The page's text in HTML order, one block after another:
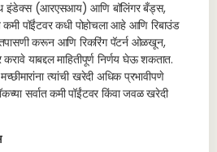
इंडेक्स (आरएसआय) आणि बॉलिंगर बँड्स,
पॉईंटवर कधी पोहोचला आहे आणि रिबाउंड
तपासणी करून आणि रिकरिंग पॅटर्न ओळखून,
याबद्दल माहितीपूर्ण निर्णय घेऊ शकतात.
त्यांची खरेदी अधिक प्रभावीपणे
सर्वात कमी पॉईंटवर किंवा जवळ खरेदी